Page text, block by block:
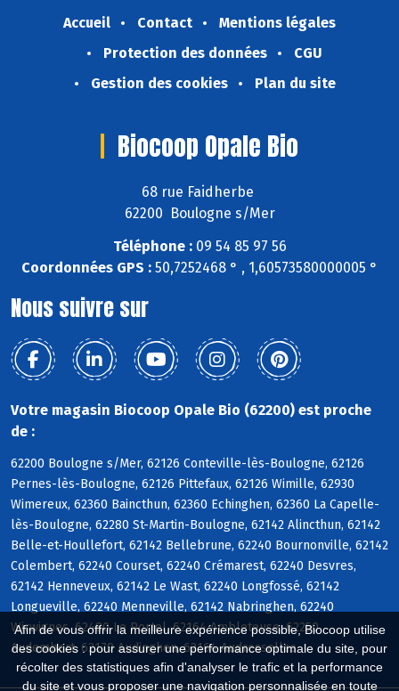
Afin de vous offrir la meilleure expérience possible, Biocoop utilise
des cookies : pour assurer une performance optimale du site, pour
récolter des statistiques afin d'analyser le trafic et la performance
du site et vous proposer une navigation personnalisée en toute
Accueil Contact
Mentions légales
Protection des données
CGU
Gestion des cookies
Plan du site
Biocoop Opale Bio
68 rue Faidherbe
62200 Boulogne s/Mer
Téléphone :09 54 85 97 56
Coordonnées GPS : 50,7252468 ° , 1,60573580000005 °
Nous suivre sur
Votre magasin Biocoop Opale Bio (62200) est proche
de :
62200 Boulogne s/Mer, 62126 Conteville-lès-Boulogne, 62126
Pernes-lès-Boulogne, 62126 Pittefaux, 62126 Wimille, 62930
Wimereux, 62360 Baincthun, 62360 Echinghen, 62360 La Capelle-
lès-Boulogne, 62280 St-Martin-Boulogne, 62142 Alincthun, 62142
Belle-et-Houllefort, 62142 Bellebrune, 62240 Bournonville, 62142
Colembert, 62240 Courset, 62240 Crémarest, 62240 Desvres,
62142 Henneveux, 62142 Le Wast, 62240 Longfossé, 62142
Longueville, 62240 Menneville, 62142 Nabringhen, 62240
Wirwignes, 62480 Le Portel, 62164 Ambleteuse, 62250
Audembert, 62179 Audinghen, 62164 Audresselles